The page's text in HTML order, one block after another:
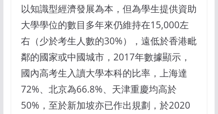
以知識型經濟發展為本，但為學生提供資助
大學學位的數目多年來仍維持在15,000左
右（少於考生人數的30%），遠低於香港毗
鄰的國家或中國城市，2017年數據顯示，
國內高考生入讀大學本科的比率，上海達
72%、北京為66.8%、天津重慶均高於
50%，至於新加坡亦已作出規劃，於2020